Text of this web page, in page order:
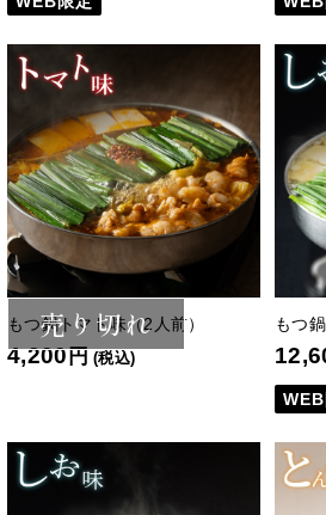
売り切れ
もつ鍋トマト味（2人前）
4,200円 (税込)
もつ